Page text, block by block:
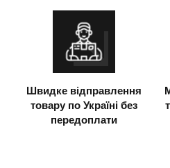
Швидке відправлення
товару по Україні без
передоплати